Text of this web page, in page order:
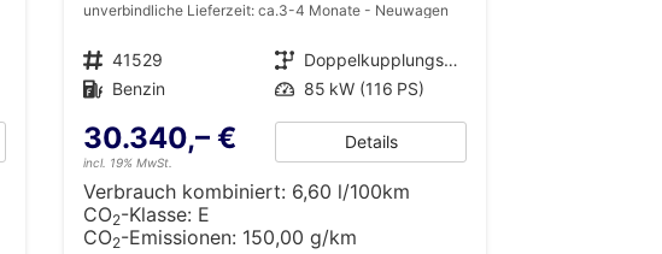
unverbindliche Lieferzeit: ca.3-4 Monate Neuwagen
Fahrzeugnr. 41529 Getriebe
Doppelkupplungsgetriebe (DSG)
Kraftstoff Benzin Leistung 85 kW (116 PS)
30.340,– €
incl. 19% MwSt.
Details
Verbrauch kombiniert: 6,60 l/100km
CO2-Klasse: E
CO2-Emissionen: 150,00 g/km